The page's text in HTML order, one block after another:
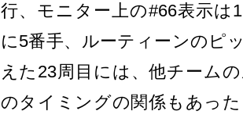
行、モニター上の#66表示は
に5番手、ルーティーンのピ
えた23周目には、他チーム
のタイミングの関係もあっ